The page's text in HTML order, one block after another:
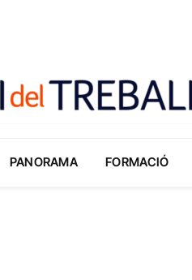
PANORAMA FORMACIÓ